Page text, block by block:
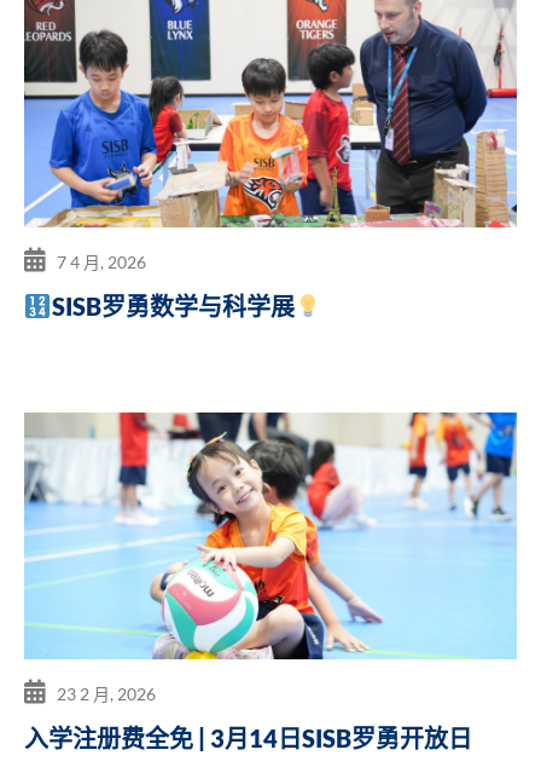
SISB罗勇数学与科学展
7 4 月, 2026
入学注册费全免 | 3月14日SISB罗勇开放日
23 2 月, 2026